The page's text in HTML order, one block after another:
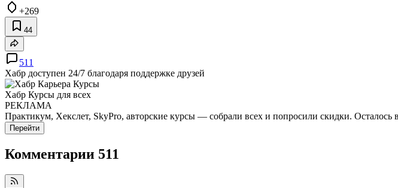
+269
44
511
Хабр доступен 24/7 благодаря поддержке друзей
Хабр Курсы для всех
РЕКЛАМА
Практикум, Хекслет, SkyPro, авторские курсы — собрали всех и попросили скидки. Осталось
Перейти
Комментарии 511